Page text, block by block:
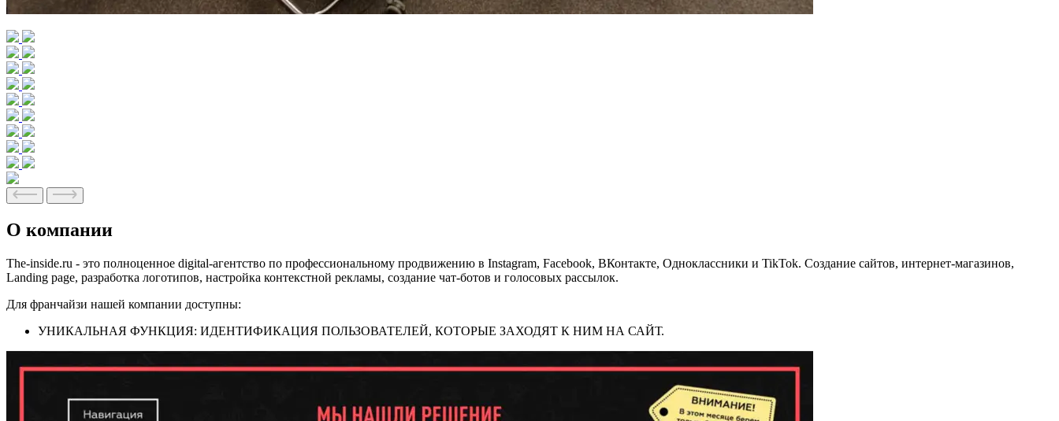
О компании
The-inside.ru - это полноценное digital-агентство по профессиональному продвижению в Instagram, Facebook, ВКонтакте, Одноклассники и TikTok. Создание сайтов, интернет-магазинов,
Landing page, разработка логотипов, настройка контекстной рекламы, создание чат-ботов и голосовых рассылок.
Для франчайзи нашей компании доступны:
УНИКАЛЬНАЯ ФУНКЦИЯ: ИДЕНТИФИКАЦИЯ ПОЛЬЗОВАТЕЛЕЙ, КОТОРЫЕ ЗАХОДЯТ К НИМ НА САЙТ.